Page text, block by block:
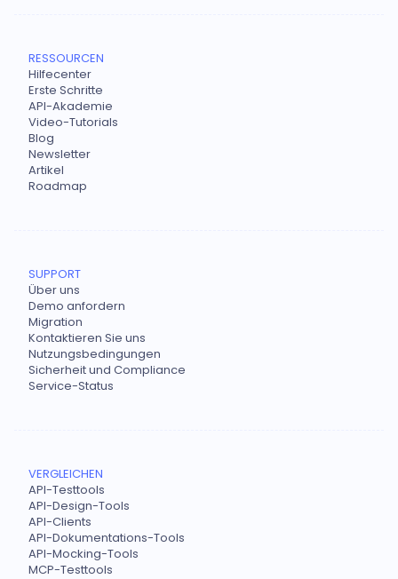
RESSOURCEN
Hilfecenter
Erste Schritte
API-Akademie
Video-Tutorials
Blog
Newsletter
Artikel
Roadmap
SUPPORT
Über uns
Demo anfordern
Migration
Kontaktieren Sie uns
Nutzungsbedingungen
Sicherheit und Compliance
Service-Status
VERGLEICHEN
API-Testtools
API-Design-Tools
API-Clients
API-Dokumentations-Tools
API-Mocking-Tools
MCP-Testtools